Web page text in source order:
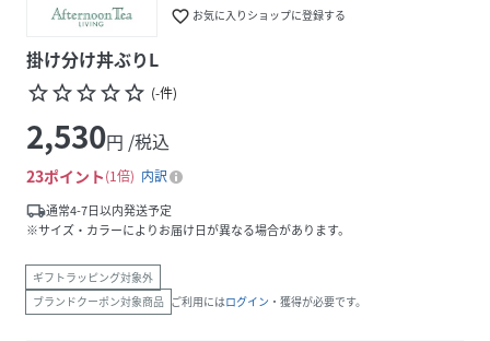
favorite_border お気に入りショップに登録する
掛け分け丼ぶりL
star_borderstar_borderstar_borderstar_borderstar_border (-件)
2,530円 /税込
23ポイント 1倍
内訳
local_shipping通常4-7日以内発送予定
※サイズ・カラーによりお届け日が異なる場合があります。
ギフトラッピング対象外
ブランドクーポン対象商品 ご利用にはログイン ・獲得が必要です。